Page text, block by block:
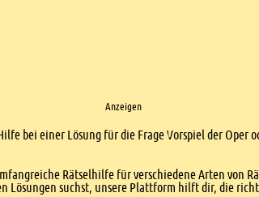
Anzeigen
bei einer Lösung für die Frage Vorspiel der Oper
Rätselhilfe für verschiedene Arten von
Lösungen suchst, unsere Plattform hilft dir, die